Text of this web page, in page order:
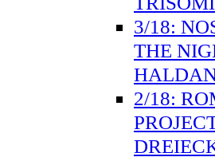
3/18:
THE
2/18: